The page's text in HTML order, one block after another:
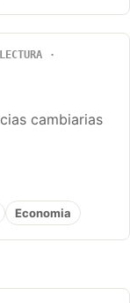
cambiarias
Economia